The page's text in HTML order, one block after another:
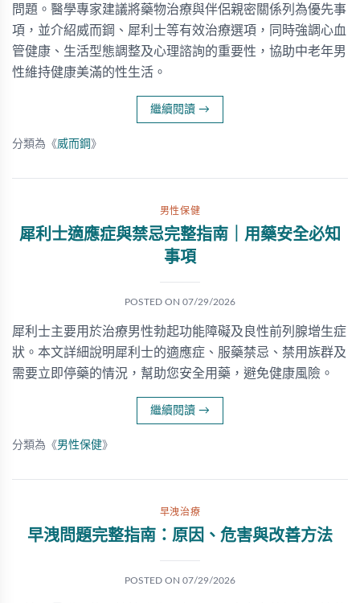
問題。醫學專家建議將藥物治療與伴侶親密關係列為優先事
項，並介紹威而鋼、犀利士等有效治療選項，同時強調心血
管健康、生活型態調整及心理諮詢的重要性，協助中老年男
性維持健康美滿的性生活。
繼續閱讀 →
分類為《威而鋼 》
男性保健
犀利士適應症與禁忌完整指南｜用藥安全必知
事項
POSTED ON 07/29/2026
犀利士主要用於治療男性勃起功能障礙及良性前列腺增生症
狀。本文詳細說明犀利士的適應症、服藥禁忌、禁用族群及
需要立即停藥的情況，幫助您安全用藥，避免健康風險。
繼續閱讀 →
分類為《男性保健》
早洩治療
早洩問題完整指南：原因、危害與改善方法
POSTED ON 07/29/2026